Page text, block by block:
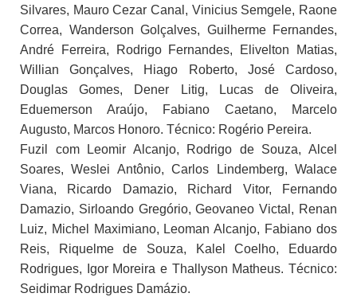
Silvares, Mauro Cezar Canal, Vinicius Semgele, Raone
Correa, Wanderson Golçalves, Guilherme Fernandes,
André Ferreira, Rodrigo Fernandes, Elivelton Matias,
Willian Gonçalves, Hiago Roberto, José Cardoso,
Douglas Gomes, Dener Litig, Lucas de Oliveira,
Eduemerson Araújo, Fabiano Caetano, Marcelo
Augusto, Marcos Honoro. Técnico: Rogério Pereira.
Fuzil com Leomir Alcanjo, Rodrigo de Souza, Alcel
Soares, Weslei Antônio, Carlos Lindemberg, Walace
Viana, Ricardo Damazio, Richard Vitor, Fernando
Damazio, Sirloando Gregório, Geovaneo Victal, Renan
Luiz, Michel Maximiano, Leoman Alcanjo, Fabiano dos
Reis, Riquelme de Souza, Kalel Coelho, Eduardo
Rodrigues, Igor Moreira e Thallyson Matheus. Técnico:
Seidimar Rodrigues Damázio.